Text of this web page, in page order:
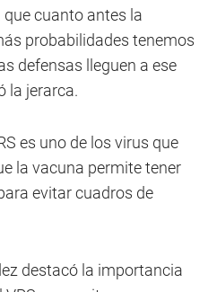
cuanto antes la
probabilidades tenemos
defensas lleguen a ese
la jerarca.
es uno de los virus que
la vacuna permite tener
evitar cuadros de
destacó la importancia